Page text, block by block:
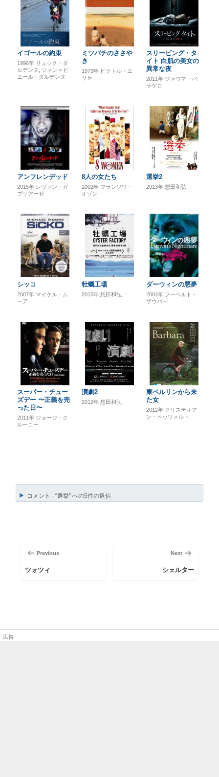
イゴールの約束
1996年 リュック・ダ
ルデンヌ
ジャン＝ピ
エール・ダルデンヌ
ミツバチのささや
き
1973年 ビクトル・エ
リセ
スリーピング・タ
イト 白肌の美女の
異常な夜
2011年 ジャウマ・バ
ラゲロ
アンフレンデッド
2015年 レヴァン・ガ
ブリアーゼ
8人の女たち
2002年 フランソワ・
オゾン
選挙2
2013年想田和弘
シッコ
2007年 マイケル・ム
ーア
牡蠣工場
2015年想田和弘
ダーウィンの悪夢
2004年 フーベルト・
ザウパー
スーパー・チュー
ズデー 〜正義を売
った日〜
2011年 ジョージ・ク
ルーニー
演劇2
2012年想田和弘
東ベルリンから来
た女
2012年 クリスティア
ン・ペッツォルト
コメント - “選挙” への5件の返信
前
の
Previous
ツォツィ
Next
シェルター